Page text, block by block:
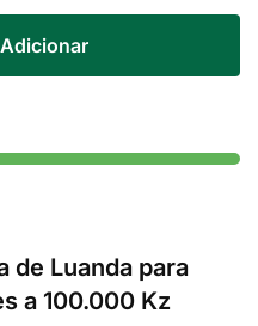
Adicionar
de Luanda para
a 100.000 Kz